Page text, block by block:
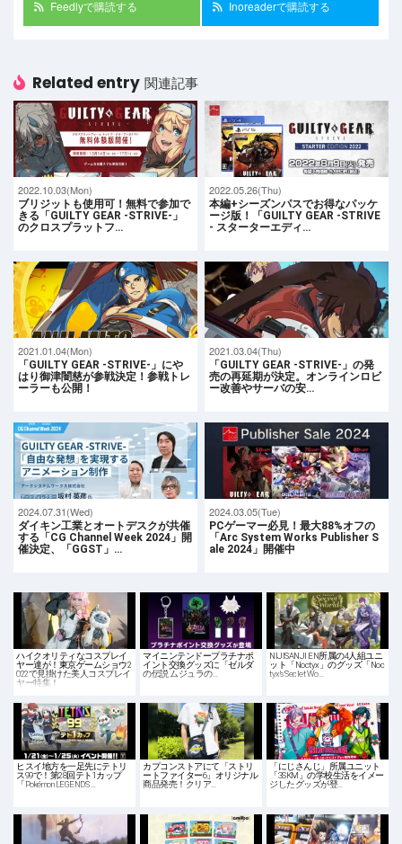
Feedlyで購読する Inoreaderで購読する
Related entry 関連記事
2022.10.03(Mon)
ブリジットも使用可！無料で参加で
きる「GUILTY GEAR -STRIVE-」
のクロスプラットフ…
2022.05.26(Thu)
本編+シーズンパスでお得なパッケ
ージ版！「GUILTY GEAR -STRIVE
- スターターエディ…
2021.01.04(Mon)
「GUILTY GEAR -STRIVE-」にや
はり御津闇慈が参戦決定！参戦トレ
ーラーも公開！
2021.03.04(Thu)
「GUILTY GEAR -STRIVE-」の発
売の再延期が決定。オンラインロビ
ー改善やサーバの安…
2024.07.31(Wed)
ダイキン工業とオートデスクが共催
する「CG Channel Week 2024」開
催決定、「GGST」…
2024.03.05(Tue)
PCゲーマー必見！最大88%オフの
「Arc System Works Publisher S
ale 2024」開催中
ハイクオリティなコスプレイ
ヤー達が！東京ゲームショウ2
022で見掛けた美人コスプレイ
ヤー特集！
マイニンテンドープラチナポ
イント交換グッズに「ゼルダ
の伝説 ムジュラの…
NIJISANJI EN所属の4人組ユニ
ット「Noctyx」のグッズ「Noc
tyx's Seclet Wo…
ヒスイ地方を一足先にテトリ
ス99で！第28回テト1カップ
「Pokémon LEGENDS …
カプコンストアにて「ストリ
ートファイター6」オリジナル
商品発売！クリア…
「にじさんじ」所属ユニット
「3SKM」の学校生活をイメー
ジしたグッズが登…